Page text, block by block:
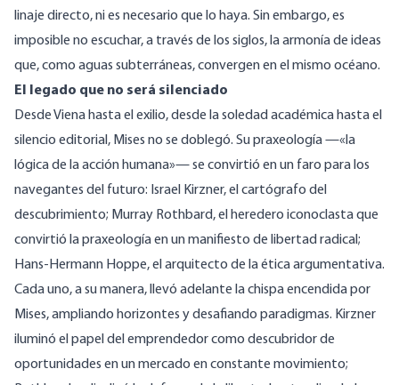
linaje directo, ni es necesario que lo haya. Sin embargo, es
imposible no escuchar, a través de los siglos, la armonía de ideas
que, como aguas subterráneas, convergen en el mismo océano.
El legado que no será silenciado
Desde Viena hasta el exilio, desde la soledad académica hasta el
silencio editorial, Mises no se doblegó. Su praxeología —«la
lógica de la acción humana»— se convirtió en un faro para los
navegantes del futuro: Israel Kirzner, el cartógrafo del
descubrimiento; Murray Rothbard, el heredero iconoclasta que
convirtió la praxeología en un manifiesto de libertad radical;
Hans-Hermann Hoppe, el arquitecto de la ética argumentativa.
Cada uno, a su manera, llevó adelante la chispa encendida por
Mises, ampliando horizontes y desafiando paradigmas. Kirzner
iluminó el papel del emprendedor como descubridor de
oportunidades en un mercado en constante movimiento;